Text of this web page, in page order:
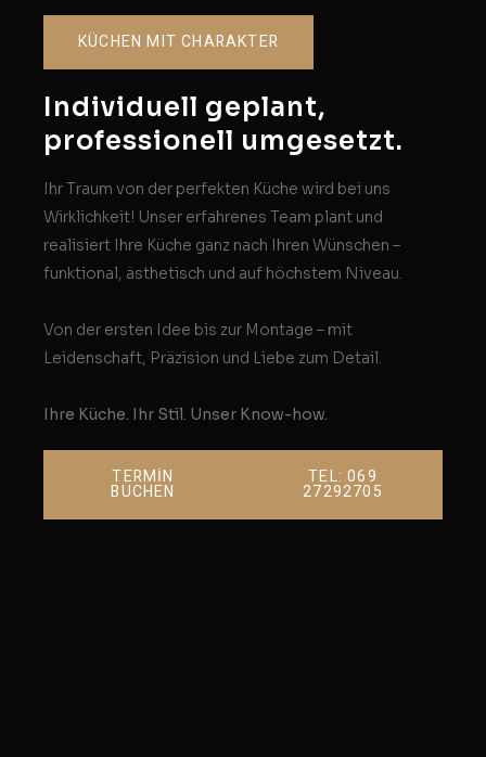
KÜCHEN MIT CHARAKTER
Individuell geplant,
professionell umgesetzt.
Ihr Traum von der perfekten Küche wird bei uns
Wirklichkeit! Unser erfahrenes Team plant und
realisiert Ihre Küche ganz nach Ihren Wünschen –
funktional, ästhetisch und auf höchstem Niveau.
Von der ersten Idee bis zur Montage – mit
Leidenschaft, Präzision und Liebe zum Detail.
Ihre Küche. Ihr Stil. Unser Know-how.
TERMİN
BUCHEN
TEL: 069
27292705